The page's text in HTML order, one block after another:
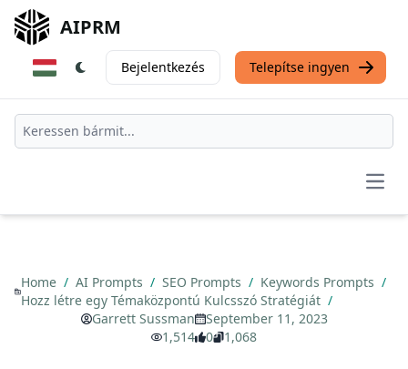
AIPRM
Bejelentkezés Telepítse ingyen
Home / AI Prompts / SEO Prompts / Keywords Prompts /
Hozz létre egy Témaközpontú Kulcsszó Stratégiát /
Garrett Sussman
September 11, 2023
1,514
0 1,068